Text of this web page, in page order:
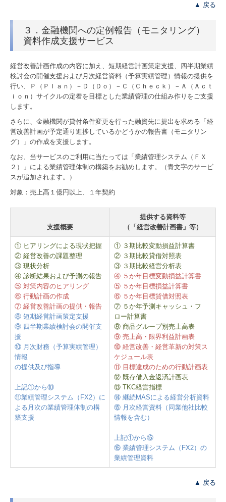
TKCシステムQ&A
▲ 戻る
３．金融機関への定例報告（モニタリング）
資料作成支援サービス
経営改善計画作成の内容に加え、短期経営計画策定支援、四半期業績
検討会の開催支援および月次経営資料（予算実績管理）情報の提供を
行い、Ｐ（Ｐｌａｎ）－Ｄ（Ｄｏ）－Ｃ（Ｃｈｅｃｋ）－Ａ（Ａｃｔ
ｉｏｎ）サイクルの定着を目標とした業績管理の仕組み作りをご支援
します。
さらに、金融機関が貸付条件変更を行った融資先に提出を求める「経
営改善計画が予定通り進捗しているかどうかの報告書（モニタリン
グ）」の作成を支援します。
なお、当サービスのご利用に当たっては「業績管理システム（ＦＸ
２）」による業績管理体制の構築をお勧めします。（青文字のサービ
スが追加されます。）
対象：売上高１億円以上、１年契約
支援概要
提供する資料等
（ 「経営改善計画書」等）
① ヒアリングによる現状把握
② 経営改善の課題整理
③ 現状分析
④ 診断結果および予測の報告
⑤ 対策内容のヒアリング
⑥ 行動計画の作成
⑦ 経営改善計画の提供・報告
⑧ 短期経営計画策定支援
⑨ 四半期業績検討会の開催支
援
⑩ 月次財務（予算実績管理）
情報
の提供及び指導
上記①から⑩
⑪業績管理システム（FX2）に
よる月次の業績管理体制の構
築支援
① ３期比較変動損益計算書
② ３期比較貸借対照表
③ ３期比較経営分析表
④ ５か年目標変動損益計算書
⑤ ５か年目標損益計算書
⑥ ５か年目標貸借対照表
⑦ ５か年予測キャッシュ・フ
ロー計算書
⑧ 商品グループ別売上高表
⑨ 売上高・限界利益計画表
⑩ 経営改善・経営革新の対策ス
ケジュール表
⑪ 目標達成のための行動計画表
⑫ 既存借入金返済計画表
⑬ TKC経営指標
⑭ 継続MASによる経営分析資料
⑮ 月次経営資料（同業他社比較
情報を含む）
上記①から⑮
⑯ 業績管理システム（FX2）の
業績管理資料
▲ 戻る